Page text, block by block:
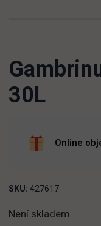
30L
Online
SKU: 427617
Není skladem